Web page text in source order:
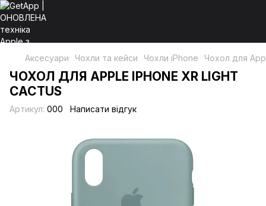
Аксесуари Чохли та кейси Чохли iPhone Чохол для
ЧОХОЛ ДЛЯ APPLE IPHONE XR LIGHT
CACTUS
Артикул: 000 Написати відгук